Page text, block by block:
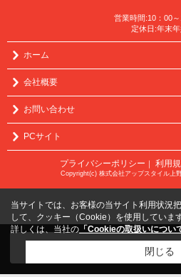
営業時間:10：00
定休日:年末
ホーム
会社概要
お問い合わせ
PCサイト
プライバシーポリシー 利用
Copyright(c) 株式会社アップスタイル上
こちらの物件をご覧の方にお
当サイトでは、お客様の当サイト利用状況
して、クッキー（Cookie）を使用しています
詳しくは、当社の 「Cookieの取扱いについ
閉じる